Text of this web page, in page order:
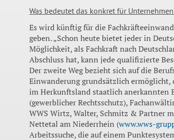
Was bedeutet das konkret für
Es wird künftig für die
geben. „Schon heute bietet jeder in
Möglichkeit, als Fachkraft nach
Abschluss hat, kann jede qualifizierte
Der zweite Weg bezieht sich auf die
Einwanderung grundsätzlich ermöglicht,
im Herkunftsland staatlich anerkannten
(gewerblicher Rechtsschutz),
WWS Wirtz, Walter, Schmitz & Partner
Nettetal am Niederrhein (www.wws-
Arbeitssuche, die auf einem